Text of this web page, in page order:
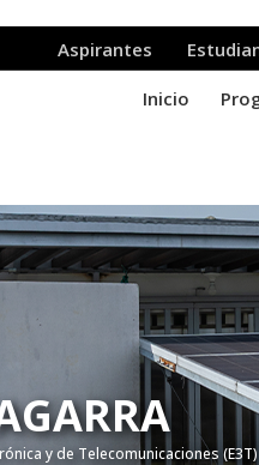
y de Telecomunicaciones (E3T)